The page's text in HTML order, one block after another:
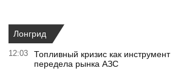
Лонгрид
12:03
Топливный кризис как инструмент
передела рынка АЗС